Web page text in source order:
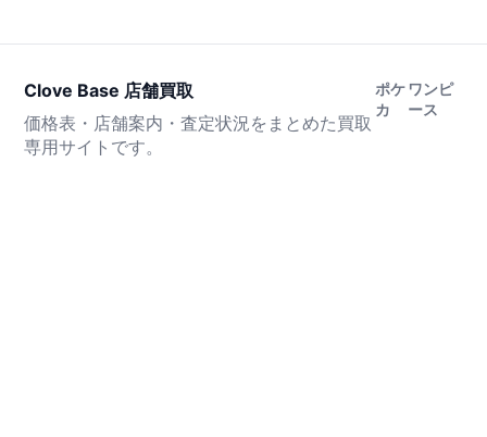
Clove Base 店舗買取
価格表・店舗案内・査定状況をまとめた買取
専用サイトです。
ポケ
カ
ワンピ
ース